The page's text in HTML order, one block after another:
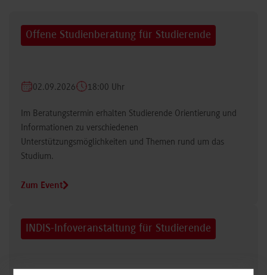
Offene Studienberatung für Studierende
02.09.2026 18:00 Uhr
Im Beratungstermin erhalten Studierende Orientierung und
Informationen zu verschiedenen
Unterstützungsmöglichkeiten und Themen rund um das
Studium.
Zum Event
INDIS-Infoveranstaltung für Studierende